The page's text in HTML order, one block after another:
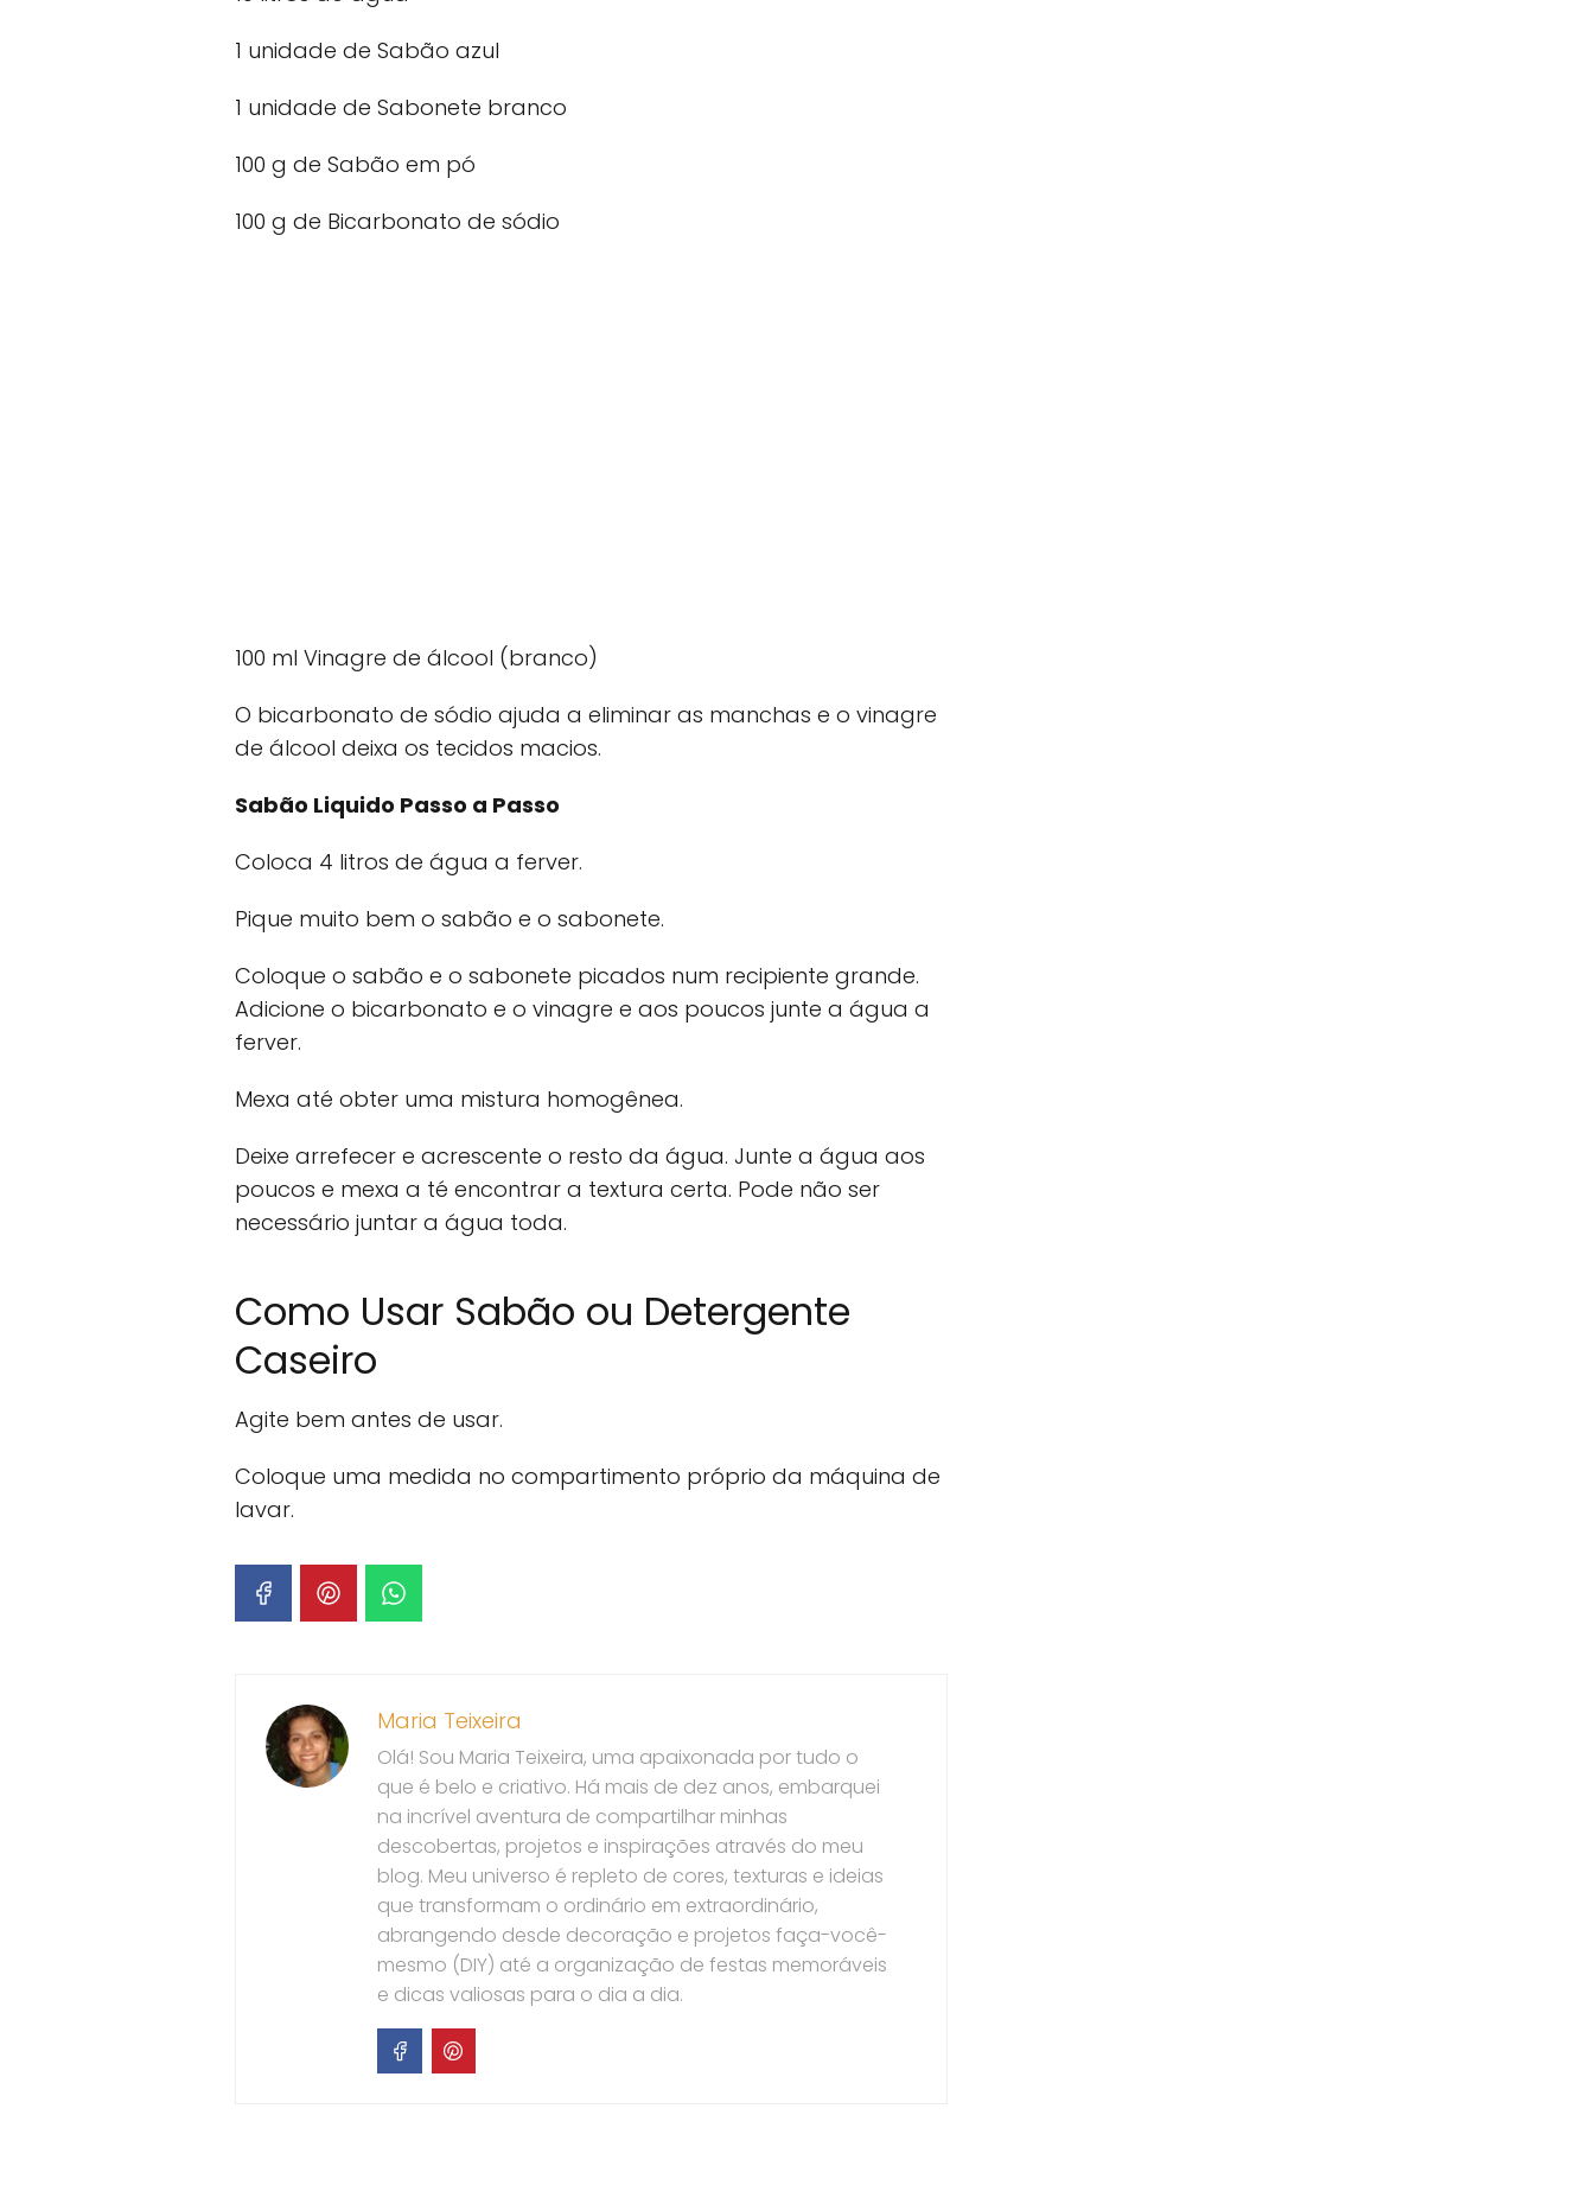
1 unidade de Sabão azul
1 unidade de Sabonete branco
100 g de Sabão em pó
100 g de Bicarbonato de sódio
100 ml Vinagre de álcool (branco)
O bicarbonato de sódio ajuda a eliminar as manchas e o vinagre
de álcool deixa os tecidos macios.
Sabão Liquido Passo a Passo
Coloca 4 litros de água a ferver.
Pique muito bem o sabão e o sabonete.
Coloque o sabão e o sabonete picados num recipiente grande.
Adicione o bicarbonato e o vinagre e aos poucos junte a água a
ferver.
Mexa até obter uma mistura homogênea.
Deixe arrefecer e acrescente o resto da água. Junte a água aos
poucos e mexa a té encontrar a textura certa. Pode não ser
necessário juntar a água toda.
Como Usar Sabão ou Detergente
Caseiro
Agite bem antes de usar.
Coloque uma medida no compartimento próprio da máquina de
lavar.
Maria Teixeira
Olá! Sou Maria Teixeira, uma apaixonada por tudo o
que é belo e criativo. Há mais de dez anos, embarquei
na incrível aventura de compartilhar minhas
descobertas, projetos e inspirações através do meu
blog. Meu universo é repleto de cores, texturas e ideias
que transformam o ordinário em extraordinário,
abrangendo desde decoração e projetos faça-você-
mesmo (DIY) até a organização de festas memoráveis
e dicas valiosas para o dia a dia.